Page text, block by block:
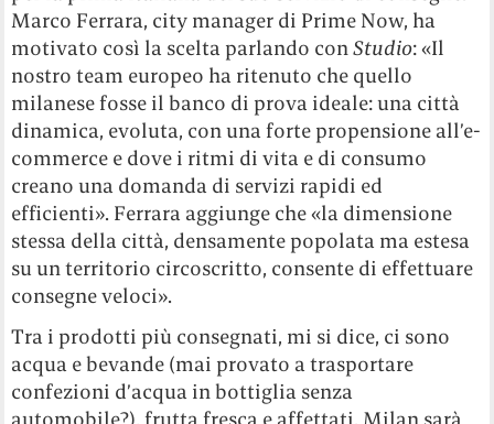
Marco Ferrara, city manager di Prime Now, ha
motivato così la scelta parlando conStudio: «Il
nostro team europeo ha ritenuto che quello
milanese fosse il banco di prova ideale: una città
dinamica, evoluta, con una forte propensione all’e-
commerce e dove i ritmi di vita e di consumo
creano una domanda di servizi rapidi ed
efficienti». Ferrara aggiunge che «la dimensione
stessa della città, densamente popolata ma estesa
su un territorio circoscritto, consente di effettuare
consegne veloci».
Tra i prodotti più consegnati, mi si dice, ci sono
acqua e bevande (mai provato a trasportare
confezioni d’acqua in bottiglia senza
automobile?), frutta fresca e affettati. Milan sarà